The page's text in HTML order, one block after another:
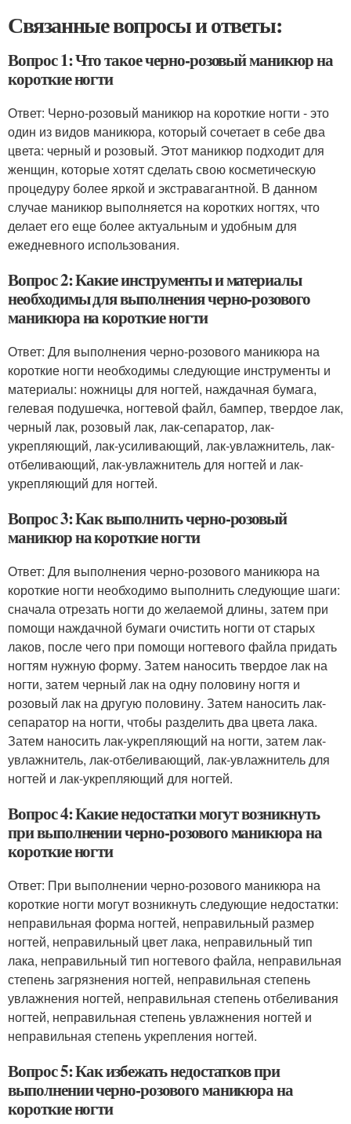
Связанные вопросы и ответы:
Вопрос 1: Что такое черно-розовый маникюр на
короткие ногти
Ответ: Черно-розовый маникюр на короткие ногти - это
один из видов маникюра, который сочетает в себе два
цвета: черный и розовый. Этот маникюр подходит для
женщин, которые хотят сделать свою косметическую
процедуру более яркой и экстравагантной. В данном
случае маникюр выполняется на коротких ногтях, что
делает его еще более актуальным и удобным для
ежедневного использования.
Вопрос 2: Какие инструменты и материалы
необходимы для выполнения черно-розового
маникюра на короткие ногти
Ответ: Для выполнения черно-розового маникюра на
короткие ногти необходимы следующие инструменты и
материалы: ножницы для ногтей, наждачная бумага,
гелевая подушечка, ногтевой файл, бампер, твердое лак,
черный лак, розовый лак, лак-сепаратор, лак-
укрепляющий, лак-усиливающий, лак-увлажнитель, лак-
отбеливающий, лак-увлажнитель для ногтей и лак-
укрепляющий для ногтей.
Вопрос 3: Как выполнить черно-розовый
маникюр на короткие ногти
Ответ: Для выполнения черно-розового маникюра на
короткие ногти необходимо выполнить следующие шаги:
сначала отрезать ногти до желаемой длины, затем при
помощи наждачной бумаги очистить ногти от старых
лаков, после чего при помощи ногтевого файла придать
ногтям нужную форму. Затем наносить твердое лак на
ногти, затем черный лак на одну половину ногтя и
розовый лак на другую половину. Затем наносить лак-
сепаратор на ногти, чтобы разделить два цвета лака.
Затем наносить лак-укрепляющий на ногти, затем лак-
увлажнитель, лак-отбеливающий, лак-увлажнитель для
ногтей и лак-укрепляющий для ногтей.
Вопрос 4: Какие недостатки могут возникнуть
при выполнении черно-розового маникюра на
короткие ногти
Ответ: При выполнении черно-розового маникюра на
короткие ногти могут возникнуть следующие недостатки:
неправильная форма ногтей, неправильный размер
ногтей, неправильный цвет лака, неправильный тип
лака, неправильный тип ногтевого файла, неправильная
степень загрязнения ногтей, неправильная степень
увлажнения ногтей, неправильная степень отбеливания
ногтей, неправильная степень увлажнения ногтей и
неправильная степень укрепления ногтей.
Вопрос 5: Как избежать недостатков при
выполнении черно-розового маникюра на
короткие ногти